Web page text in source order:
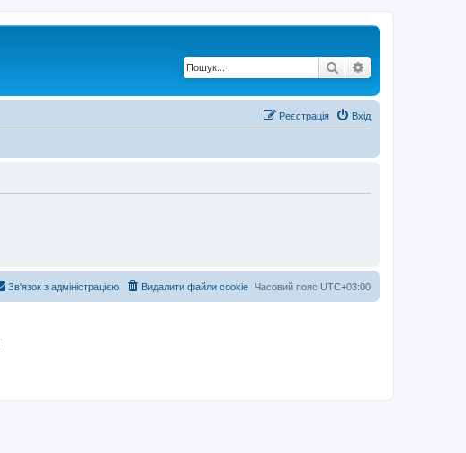
Пошук
Вхід
Реєстрація
Часовий пояс UTC+03:00
Видалити файли cookie
Зв'язок з адміністрацією